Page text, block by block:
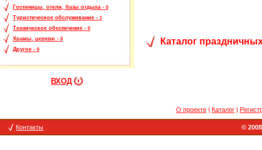
Гостиницы, отели, базы отдыха - 0
Туристическое обслуживание - 1
Техническое обеспечение - 0
Храмы, церкви - 0
Другое - 0
ВХОД
Каталог
О проекте Каталог
Контакты ©